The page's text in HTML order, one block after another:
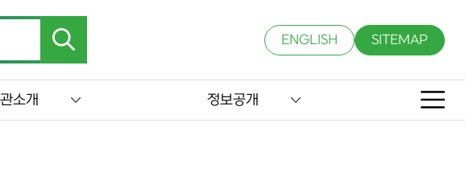
ENGLISH SITEMAP
소개 정보공개